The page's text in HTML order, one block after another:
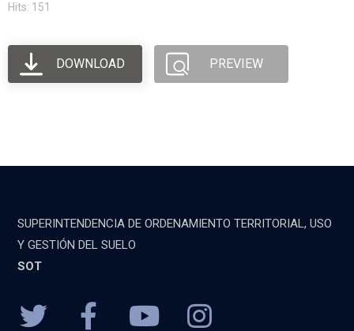
Hits: 151
DOWNLOAD PREVIEW
SUPERINTENDENCIA DE ORDENAMIENTO TERRITORIAL, USO
Y GESTIÓN DEL SUELO
SOT